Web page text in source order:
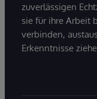
zuverlässigen
sie für ihre Arbeit
verbinden,
Erkenntnisse